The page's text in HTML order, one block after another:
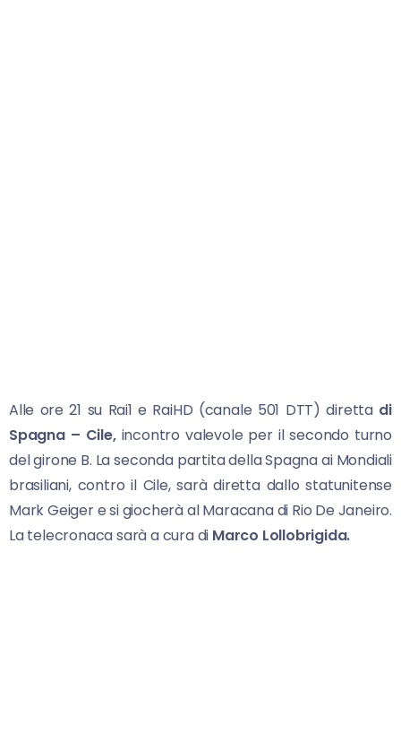
Alle ore 21 su Rai1 e RaiHD (canale 501 DTT) direttadi
Spagna – Cile,incontro valevole per il secondo turno
del girone B. La seconda partita della Spagna ai Mondiali
brasiliani, contro il Cile, sarà diretta dallo statunitense
Mark Geiger e si giocherà al Maracana di Rio De Janeiro.
La telecronaca sarà a cura di Marco Lollobrigida.